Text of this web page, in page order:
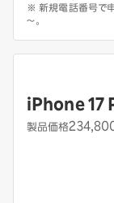
※ 新規電話番号で
～。
iPhone 17
製品価格